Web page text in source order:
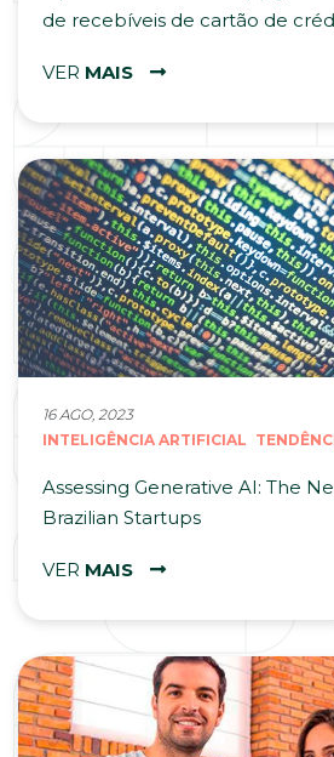
de recebíveis de cartão de
VER MAIS
16 AGO, 2023
INTELIGÊNCIA ARTIFICIAL
Assessing Generative AI: The
Brazilian Startups
VER MAIS